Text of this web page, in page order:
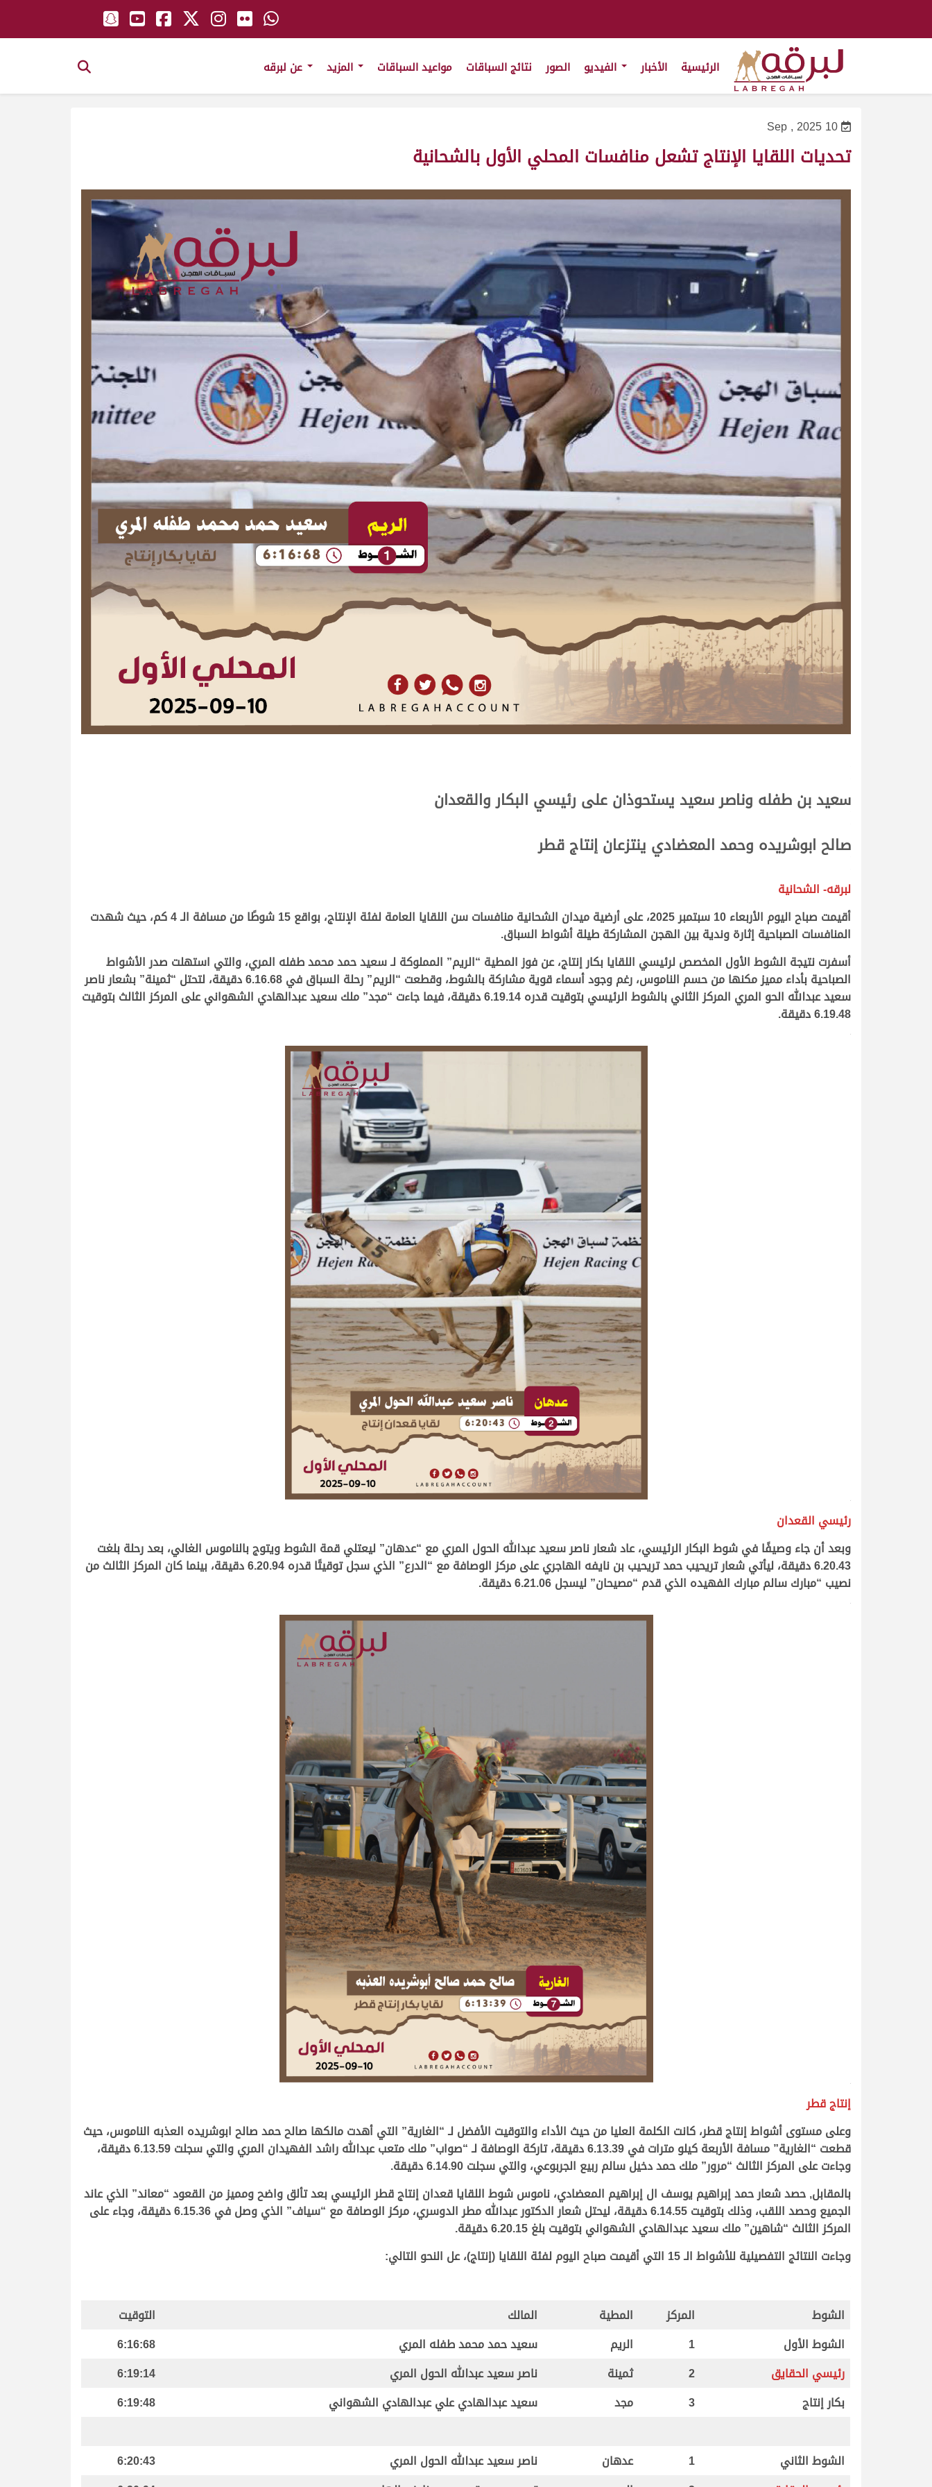
الرئيسية الأخبار الصور نتائج السباقات مواعيد السباقات
10 Sep , 2025
تحديات اللقايا الإنتاج تشعل منافسات المحلي الأول بالشحانية
سعيد بن طفله وناصر سعيد يستحوذان على رئيسي البكار والقعدان
صالح ابوشريده وحمد المعضادي ينتزعان إنتاج قطر
لبرقه- الشحانية
أقيمت صباح اليوم الأربعاء 10 سبتمبر 2025، على أرضية ميدان الشحانية منافسات سن اللقايا العامة لفئة الإنتاج، بواقع 15 شوطًا من مسافة الـ 4 كم، حيث شهدت
المنافسات الصباحية إثارة وندية بين الهجن المشاركة طيلة أشواط السباق.
أسفرت نتيجة الشوط الأول المخصص لرئيسي اللقايا بكار إنتاج، عن فوز المطية “الريم” المملوكة لـ سعيد حمد محمد طفله المري، والتي استهلت صدر الأشواط
الصباحية بأداء مميز مكنها من حسم الناموس، رغم وجود أسماء قوية مشاركة بالشوط، وقطعت “الريم” رحلة السباق في 6.16.68 دقيقة، لتحتل “ثمينة” بشعار ناصر
سعيد عبدالله الحو المري المركز الثاني بالشوط الرئيسي بتوقيت قدره 6.19.14 دقيقة، فيما جاءت “مجد” ملك سعيد عبدالهادي الشهواني على المركز الثالث بتوقيت
6.19.48 دقيقة.
رئيسي القعدان
وبعد أن جاء وصيفًا في شوط البكار الرئيسي، عاد شعار ناصر سعيد عبدالله الحول المري مع “عدهان” ليعتلي قمة الشوط ويتوج بالناموس الغالي، بعد رحلة بلغت
6.20.43 دقيقة، ليأتي شعار تريحيب حمد تريحيب بن نايفه الهاجري على مركز الوصافة مع “الدرع” الذي سجل توقيتًا قدره 6.20.94 دقيقة، بينما كان المركز الثالث من
نصيب “مبارك سالم مبارك الفهيده الذي قدم “مصيحان” ليسجل 6.21.06 دقيقة.
إنتاج قطر
وعلى مستوى أشواط إنتاج قطر، كانت الكلمة العليا من حيث الأداء والتوقيت الأفضل لـ “الغارية” التي أهدت مالكها صالح حمد صالح ابوشريده العذبه الناموس، حيث
قطعت “الغارية” مسافة الأربعة كيلو مترات في 6.13.39 دقيقة، تاركة الوصافة لـ “صواب” ملك متعب عبدالله راشد الفهيدان المري والتي سجلت 6.13.59 دقيقة،
وجاءت على المركز الثالث “مرور” ملك حمد دخيل سالم ربيع الجربوعي، والتي سجلت 6.14.90 دقيقة.
بالمقابل, حصد شعار حمد إبراهيم يوسف ال إبراهيم المعضادي، ناموس شوط اللقايا قعدان إنتاج قطر الرئيسي بعد تألق واضح ومميز من القعود “معاند” الذي عاند
الجميع وحصد اللقب، وذلك بتوقيت 6.14.55 دقيقة، ليحتل شعار الدكتور عبدالله مطر الدوسري، مركز الوصافة مع “سياف” الذي وصل في 6.15.36 دقيقة، وجاء على
المركز الثالث “شاهين” ملك سعيد عبدالهادي الشهواني بتوقيت بلغ 6.20.15 دقيقة.
وجاءت النتائج التفصيلية للأشواط الـ 15 التي أقيمت صباح اليوم لفئة اللقايا (إنتاج)، عل النحو التالي:
الشوط المركز المطية المالك
التوقيت
الشوط الأول
1 الريم سعيد حمد محمد طفله المري
6:16:68
رئيسي الحقايق
2 ثمينة ناصر سعيد عبدالله الحول المري
6:19:14
بكار إنتاج
3 مجد سعيد عبدالهادي علي عبدالهادي الشهواني 6:19:48
الشوط الثاني 1 عدهان ناصر سعيد عبدالله الحول المري
6:20:43